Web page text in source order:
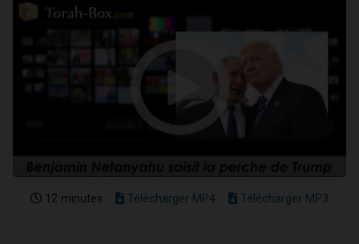
12 minutes Télécharger MP4 Télécharger MP3